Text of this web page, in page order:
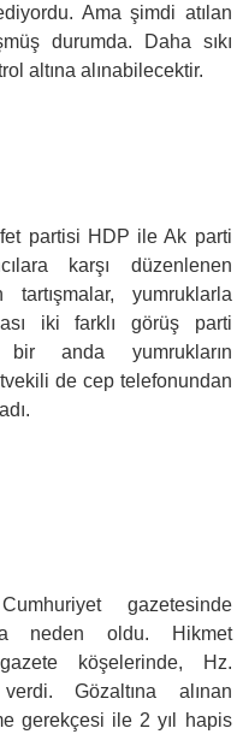
Ama şimdi atılan
durumda. Daha sıkı
altına alınabilecektir.
partisi HDP ile Ak parti
karşı düzenlenen
yumruklarla
iki farklı görüş parti
bir anda yumrukların
de cep telefonundan
gazetesinde
neden oldu. Hikmet
köşelerinde, Hz.
Gözaltına alınan
gerekçesi ile 2 yıl hapis